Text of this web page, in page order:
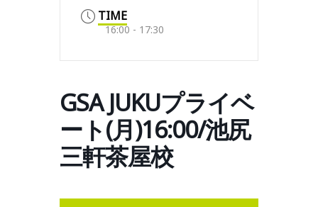
TIME
16:00 - 17:30
GSA JUKUプライベ
ート(月)16:00/池尻
三軒茶屋校